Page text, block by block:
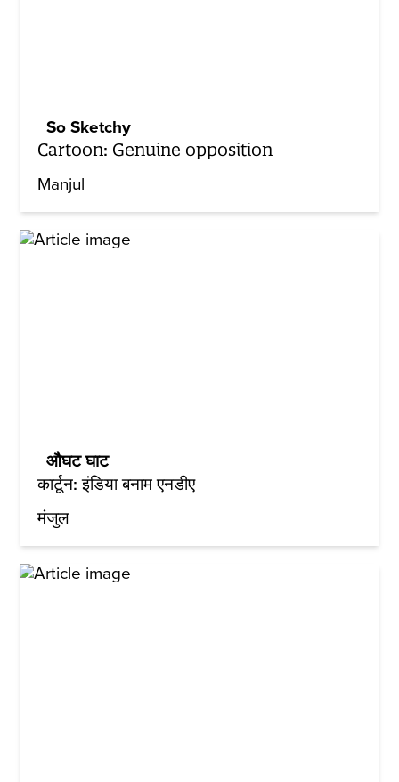
So Sketchy
Cartoon: Genuine opposition
Manjul
औघट घाट
कार्टून: इंडिया बनाम एनडीए
मंजुल